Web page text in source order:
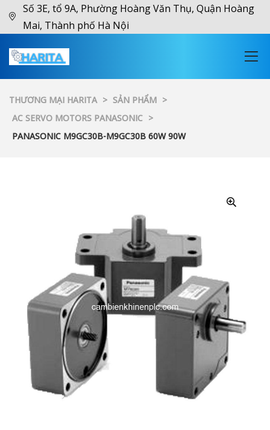
Số 3E, tổ 9A, Phường Hoàng Văn Thụ, Quận Hoàng
Mai, Thành phố Hà Nội
THƯƠNG MẠI HARITA > SẢN PHẨM >
AC SERVO MOTORS PANASONIC >
PANASONIC M9GC30B-M9GC30B 60W 90W